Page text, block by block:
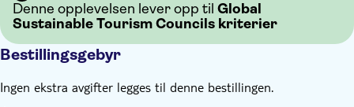
Denne opplevelsen lever opp til Global
Sustainable Tourism Councils kriterier
Bestillingsgebyr
Ingen ekstra avgifter legges til denne bestillingen.